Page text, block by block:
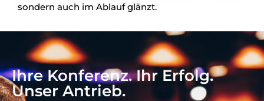
sondern auch im Ablauf glänzt.
Ihre Konferenz. Ihr Erfolg.
Unser Antrieb.